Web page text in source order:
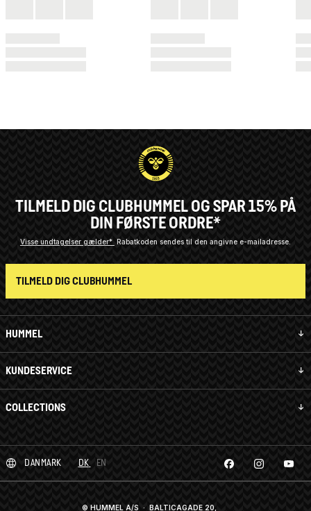
HUMMEL
KUNDESERVICE
COLLECTIONS
TILMELD DIG CLUBHUMMEL OG SPAR 15% PÅ
DIN FØRSTE ORDRE*
Visse undtagelser gælder* Rabatkoden sendes til den angivne e-mailadresse.
TILMELD DIG CLUBHUMMEL
DANMARK DK EN
© HUMMEL A/S · BALTICAGADE 20,